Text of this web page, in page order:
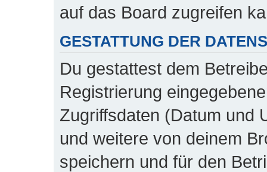
auf das Board zugreifen
GESTATTUNG DER
Du gestattest dem
Registrierung
Zugriffsdaten (Datum und
und weitere von deinem
speichern und für den